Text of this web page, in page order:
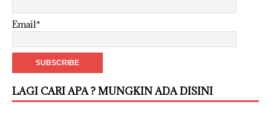
Email*
LAGI CARI APA ? MUNGKIN ADA DISINI